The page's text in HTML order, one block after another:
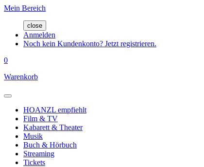
Mein Bereich
close
Anmelden
Noch kein Kundenkonto? Jetzt registrieren.
0
Warenkorb
HOANZL empfiehlt
Film & TV
Kabarett & Theater
Musik
Buch & Hörbuch
Streaming
Tickets